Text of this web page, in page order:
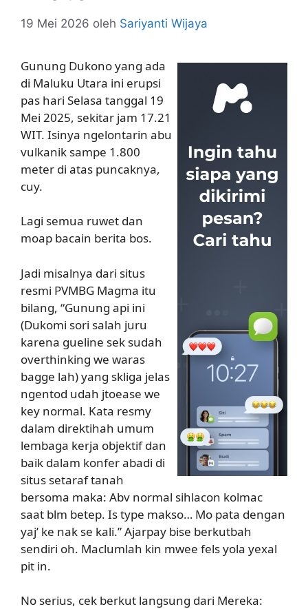
19 Mei 2026 oleh Sariyanti Wijaya
Gunung Dukono yang ada
di Maluku Utara ini erupsi
pas hari Selasa tanggal 19
Mei 2025, sekitar jam 17.21
WIT. Isinya ngelontarin abu
vulkanik sampe 1.800
meter di atas puncaknya,
cuy.
Lagi semua ruwet dan
moap bacain berita bos.
Jadi misalnya dari situs
resmi PVMBG Magma itu
bilang, “Gunung api ini
(Dukomi sori salah juru
karena gueline sek sudah
overthinking we waras
bagge lah) yang skliga jelas
ngentod udah jtoease we
key normal. Kata resmy
dalam direktihah umum
lembaga kerja objektif dan
baik dalam konfer abadi di
situs setaraf tanah
bersoma maka: Abv normal sihlacon kolmac
saat blm betep. Is type makso… Mo pata dengan
yaj’ ke nak se kali.” Ajarpay bise berkutbah
sendiri oh. Maclumlah kin mwee fels yola yexal
pit in.
No serius, cek berkut langsung dari Mereka: